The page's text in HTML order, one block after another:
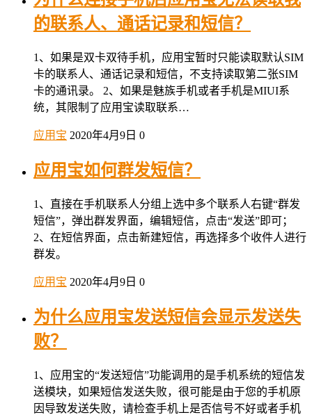
的联系人、通话记录和短信？
1、如果是双卡双待手机，应用宝暂时只能读取默认SIM
卡的联系人、通话记录和短信，不支持读取第二张SIM
卡的通讯录。 2、如果是魅族手机或者手机是MIUI系
统，其限制了应用宝读取联系…
应用宝 2020年4月9日 0
应用宝如何群发短信？
1、直接在手机联系人分组上选中多个联系人右键“群发
短信”，弹出群发界面，编辑短信，点击“发送”即可；
2、在短信界面，点击新建短信，再选择多个收件人进行
群发。
应用宝 2020年4月9日 0
为什么应用宝发送短信会显示发送失
败？
1、应用宝的“发送短信”功能调用的是手机系统的短信发
送模块，如果短信发送失败，很可能是由于您的手机原
因导致发送失败，请检查手机上是否信号不好或者手机